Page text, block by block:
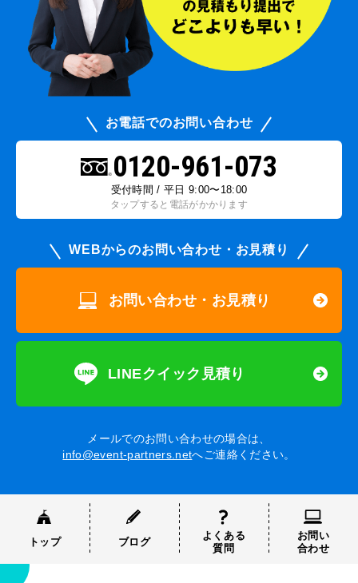
お電話でのお問い合わせ
0120-961-073
受付時間 / 平日 9:00〜18:00
タップすると電話がかかります
WEBからのお問い合わせ・お見積り
お問い合わせ・お見積り
LINEクイック見積り
メールでのお問い合わせの場合は、
info@event-partners.netへご連絡ください。
トップ ブログ
よくある
質問
お問い
合わせ